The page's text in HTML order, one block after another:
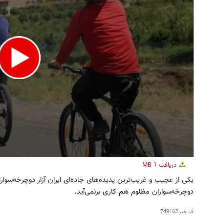
دریافت 1 MB
یکی از عجیب و غریب‌ترین ‌پدیده‌های جاده‌ای ایران آزار
دوچرخه‌سواران مظلوم هم کاری برنمی‌آید.
کد خبر749163
جای زخم و بخیه داری؟؟ 3 هفته‌ای محوش
کن!
کلیک کن!
به بزرگترین جشنواره ایمپلنت
رزرورایگان نوبت